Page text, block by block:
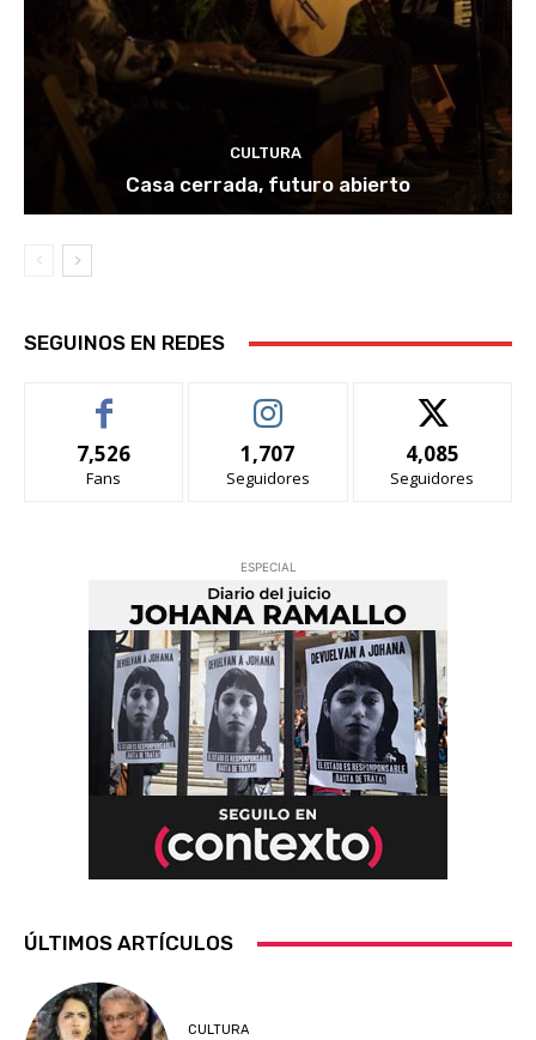
CULTURA
Casa cerrada, futuro abierto
SEGUINOS EN REDES
7,526
Fans
1,707
Seguidores
4,085
Seguidores
ESPECIAL
ÚLTIMOS ARTÍCULOS
CULTURA